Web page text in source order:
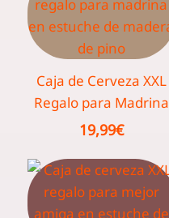
Caja de Cerveza XXL
Regalo para Madrina
19,99€